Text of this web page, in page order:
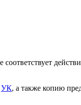
УК, а также копию